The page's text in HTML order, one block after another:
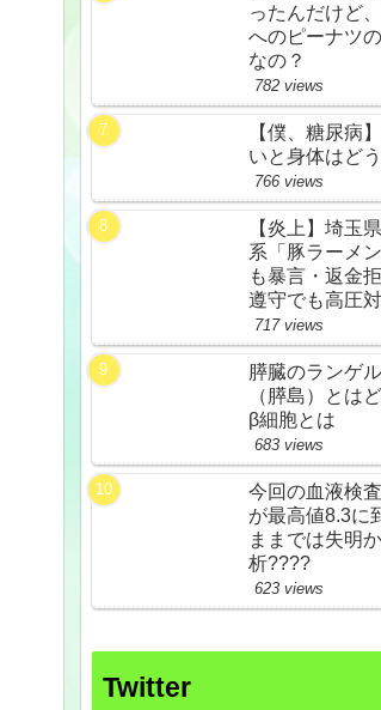
ったんだけど
へのピーナツ
なの？
782 views
【僕、糖尿病
いと身体はど
766 views
【炎上】埼玉
系「豚ラーメ
も暴言・返金
遵守でも高圧
717 views
膵臓のランゲ
（膵島）とは
β細胞とは
683 views
今回の血液検
が最高値8.3に
ままでは失明
析????
623 views
Twitter